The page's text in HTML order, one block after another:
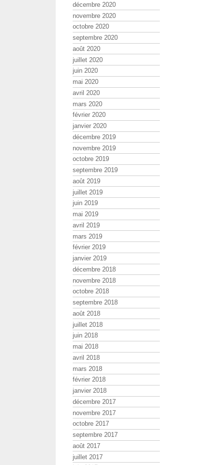
décembre 2020
novembre 2020
octobre 2020
septembre 2020
août 2020
juillet 2020
juin 2020
mai 2020
avril 2020
mars 2020
février 2020
janvier 2020
décembre 2019
novembre 2019
octobre 2019
septembre 2019
août 2019
juillet 2019
juin 2019
mai 2019
avril 2019
mars 2019
février 2019
janvier 2019
décembre 2018
novembre 2018
octobre 2018
septembre 2018
août 2018
juillet 2018
juin 2018
mai 2018
avril 2018
mars 2018
février 2018
janvier 2018
décembre 2017
novembre 2017
octobre 2017
septembre 2017
août 2017
juillet 2017